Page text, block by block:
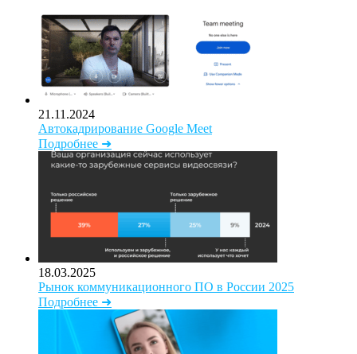
21.11.2024
Автокадрирование Google Meet
Подробнее ➜
18.03.2025
Рынок коммуникационного ПО в России 2025
Подробнее ➜